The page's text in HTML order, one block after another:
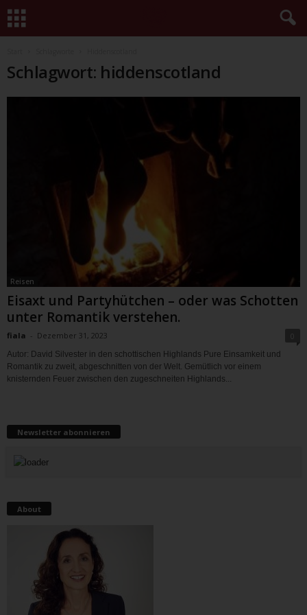
Schlagwort: hiddenscotland
Reisen
Eisaxt und Partyhütchen – oder was Schotten
unter Romantik verstehen.
fiala - Dezember 31, 2023
Autor: David Silvester in den schottischen Highlands Pure Einsamkeit und
Romantik zu zweit, abgeschnitten von der Welt. Gemütlich vor einem
knisternden Feuer zwischen den zugeschneiten Highlands...
Newsletter abonnieren
About